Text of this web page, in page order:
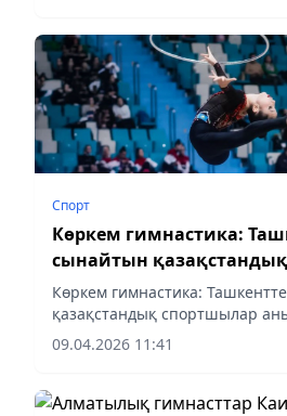
Спорт
Көркем гимнастика:
сынайтын
анықталды
Көркем гимнастика:
қазақстандық спортшылар
09.04.2026 11:41